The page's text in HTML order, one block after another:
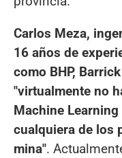
Carlos Meza,
16 años de
como BHP,
"virtualmente no
Machine
cualquiera de los
mina".